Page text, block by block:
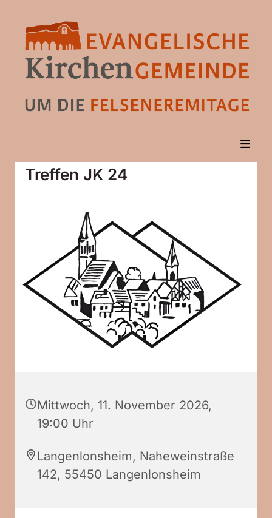
Treffen JK 24
Mittwoch, 11. November 2026,
19:00 Uhr
Langenlonsheim, Naheweinstraße
142, 55450 Langenlonsheim